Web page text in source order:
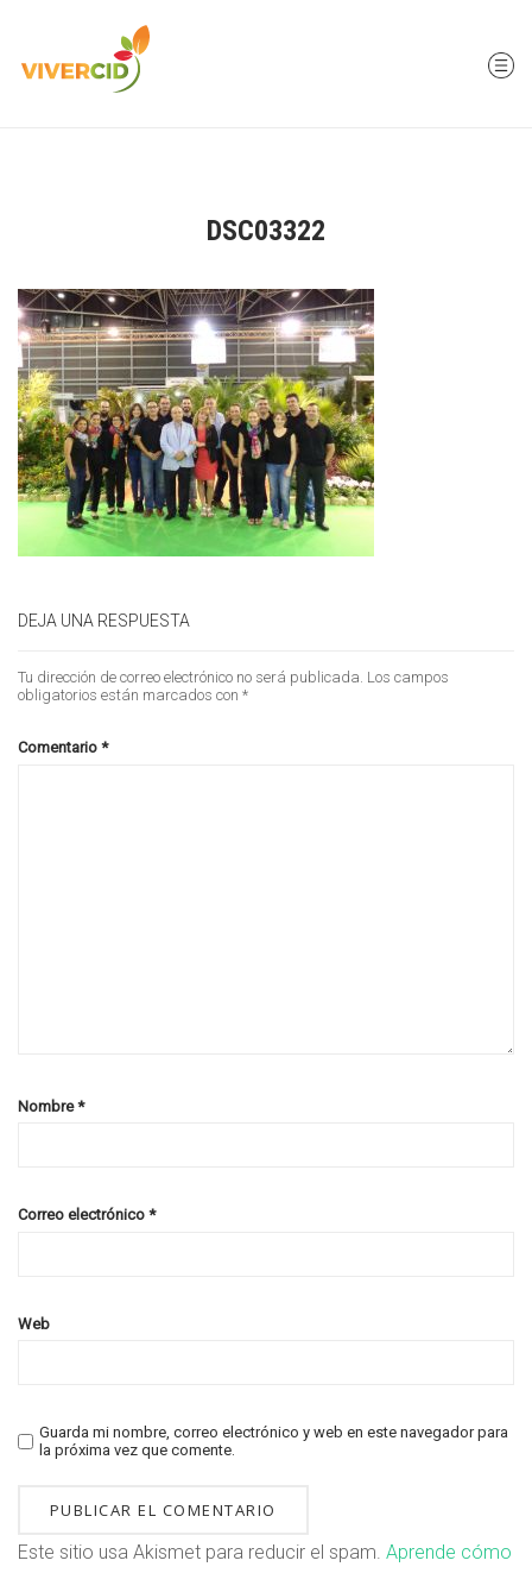
DSC03322
DEJA UNA RESPUESTA
Tu dirección de correo electrónico no será publicada. Los campos
obligatorios están marcados con *
Comentario *
Nombre*
Correo electrónico *
Web
Guarda mi nombre, correo electrónico y web en este navegador para
la próxima vez que comente.
Este sitio usa Akismet para reducir el spam. Aprende cómo